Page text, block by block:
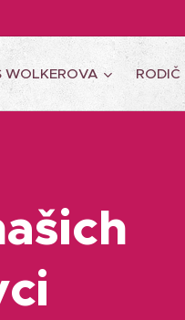
WOLKEROVA RODIČ